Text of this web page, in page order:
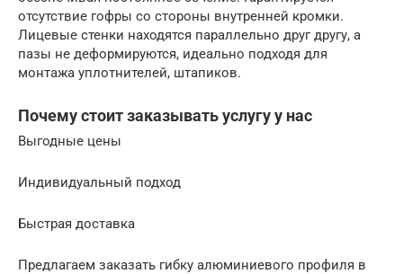
отсутствие гофры со стороны внутренней кромки.
Лицевые стенки находятся параллельно друг другу, а
пазы не деформируются, идеально подходя для
монтажа уплотнителей, штапиков.
Почему стоит заказывать услугу у нас
Выгодные цены
Индивидуальный подход
Быстрая доставка
Предлагаем заказать гибку алюминиевого профиля в